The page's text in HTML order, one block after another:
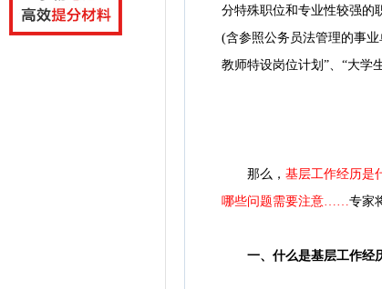
分特殊职位和专业性较强的
(含参照公务员法管理的事
教师特设岗位计划”、“大学
那么， 基层工作经历是
哪些问题需要注意……专家
一、什么是基层工作经